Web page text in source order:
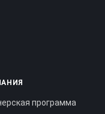
программа